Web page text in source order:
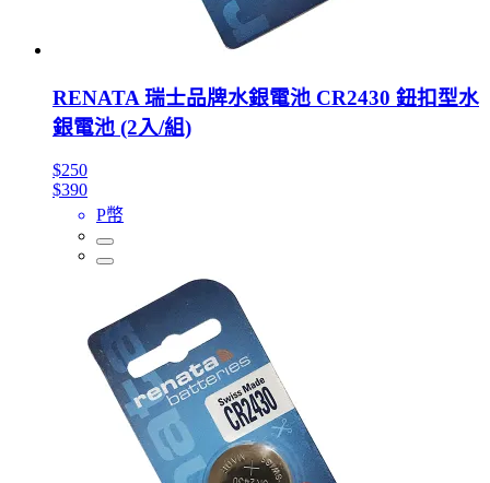
RENATA 瑞士品牌水銀電池 CR2430 鈕扣型水
銀電池 (2入/組)
$250
$390
P幣